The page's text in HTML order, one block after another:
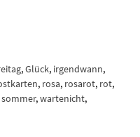
,Glück, irgendwann,
, rosa, rosarot, rot,
sommer,wartenicht,